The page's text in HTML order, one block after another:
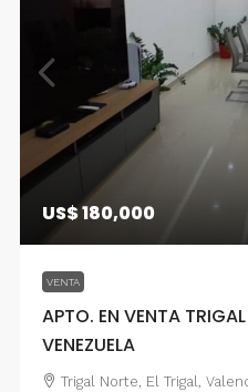
US$ 180,000
VENTA
APTO. EN VENTA
VENEZUELA
Trigal Norte, El Trigal,